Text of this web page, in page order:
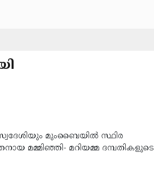
മുംബൈയില്‍ സ്ഥിര
മമ്മിഞ്ഞി- മറിയമ്മ ദമ്പതികളുടെ